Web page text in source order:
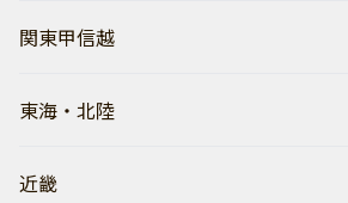
関東甲信越
東海・北陸
近畿